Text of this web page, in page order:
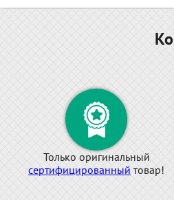
Только оригинальный
сертифицированный товар!